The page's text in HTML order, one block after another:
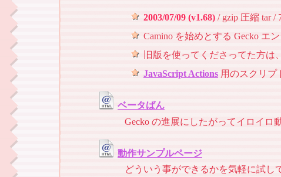
2003/07/09 (v1.68) / gzip 圧縮 tar /
Camino を始めとする Gecko エ
旧版を使ってくださってた方は
JavaScript Actions 用のスクリプ
ベータばん
Gecko の進展にしたがってイロイロ
動作サンプルページ
どういう事ができるかを気軽に試し